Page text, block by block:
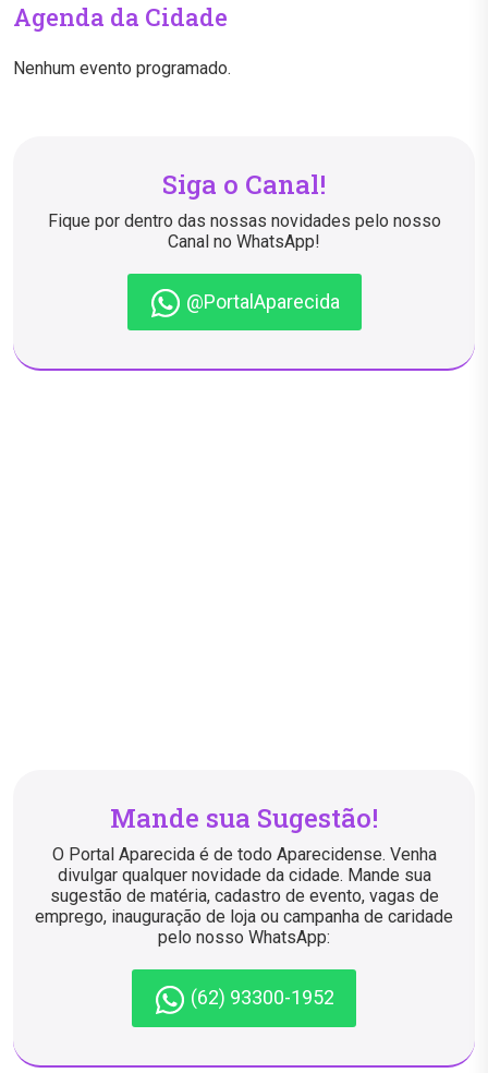
Agenda da Cidade
Nenhum evento programado.
Siga o Canal!
Fique por dentro das nossas novidades pelo nosso
Canal no WhatsApp!
@PortalAparecida
Mande sua Sugestão!
O Portal Aparecida é de todo Aparecidense. Venha
divulgar qualquer novidade da cidade. Mande sua
sugestão de matéria, cadastro de evento, vagas de
emprego, inauguração de loja ou campanha de caridade
pelo nosso WhatsApp:
(62) 93300-1952